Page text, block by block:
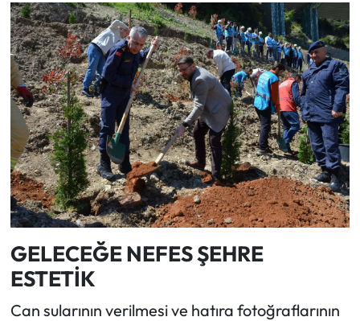
GELECEĞE NEFES ŞEHRE
ESTETİK
Can sularının verilmesi ve hatıra fotoğraflarının